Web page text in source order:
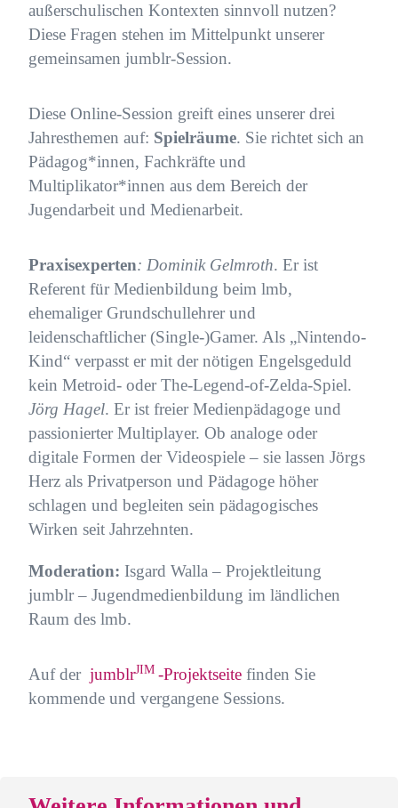
außerschulischen Kontexten sinnvoll nutzen?
Diese Fragen stehen im Mittelpunkt unserer
gemeinsamen jumblr-Session.
Diese Online-Session greift eines unserer drei
Jahresthemen auf: Spielräume. Sie richtet sich an
Pädagog*innen, Fachkräfte und
Multiplikator*innen aus dem Bereich der
Jugendarbeit und Medienarbeit.
Praxisexperten: Dominik Gelmroth. Er ist
Referent für Medienbildung beim lmb,
ehemaliger Grundschullehrer und
leidenschaftlicher (Single-)Gamer. Als „Nintendo-
Kind“ verpasst er mit der nötigen Engelsgeduld
kein Metroid- oder The-Legend-of-Zelda-Spiel.
Jörg Hagel. Er ist freier Medienpädagoge und
passionierter Multiplayer. Ob analoge oder
digitale Formen der Videospiele – sie lassen Jörgs
Herz als Privatperson und Pädagoge höher
schlagen und begleiten sein pädagogisches
Wirken seit Jahrzehnten.
Moderation: Isgard Walla – Projektleitung
jumblr – Jugendmedienbildung im ländlichen
Raum des lmb.
Auf der jumblrJIM -Projektseite finden Sie
kommende und vergangene Sessions.